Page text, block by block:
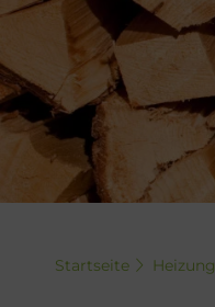
Startseite Heizung